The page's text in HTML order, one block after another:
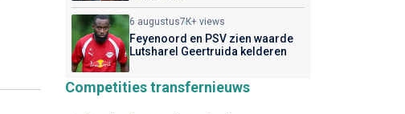
6 augustus7K+ views
Feyenoord en PSV zien waarde
Lutsharel Geertruida kelderen
Competities transfernieuws